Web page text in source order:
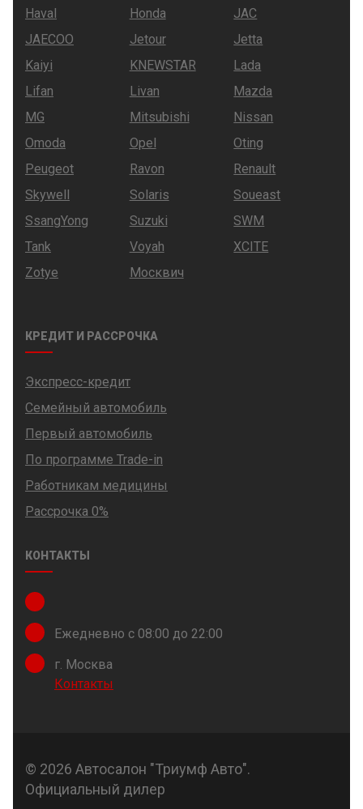
Haval
Honda
JAC
JAECOO
Jetour
Jetta
Kaiyi
KNEWSTAR
Lada
Lifan
Livan
Mazda
MG
Mitsubishi
Nissan
Omoda
Opel
Oting
Peugeot
Ravon
Renault
Skywell
Solaris
Soueast
SsangYong
Suzuki
SWM
Tank
Voyah
XCITE
Zotye
Москвич
КРЕДИТ И РАССРОЧКА
Экспресс-кредит
Семейный автомобиль
Первый автомобиль
По программе Trade-in
Работникам медицины
Рассрочка 0%
КОНТАКТЫ
Ежедневно с 08:00 до 22:00
г. Москва
Контакты
© 2026 Автосалон "Триумф Авто".
Официальный дилер